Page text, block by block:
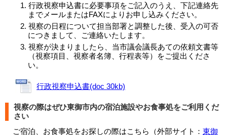
行政視察申込書に必要事項をご記入のうえ、下記連絡先
までメールまたはFAXによりお申し込みください。
視察の日程について担当部署と調整した後、受入の可否
につきまして、ご連絡いたします。
視察が決まりましたら、当市議会議長あての依頼文書等
（視察項目、視察者名簿、行程表等）をご提出くださ
い。
行政視察申込書(doc 30kb)
視察の際はぜひ東御市内の宿泊施設やお食事処をご利用くだ
さい
ご宿泊、お食事処をお探しの際はこちら（外部サイト： 東御